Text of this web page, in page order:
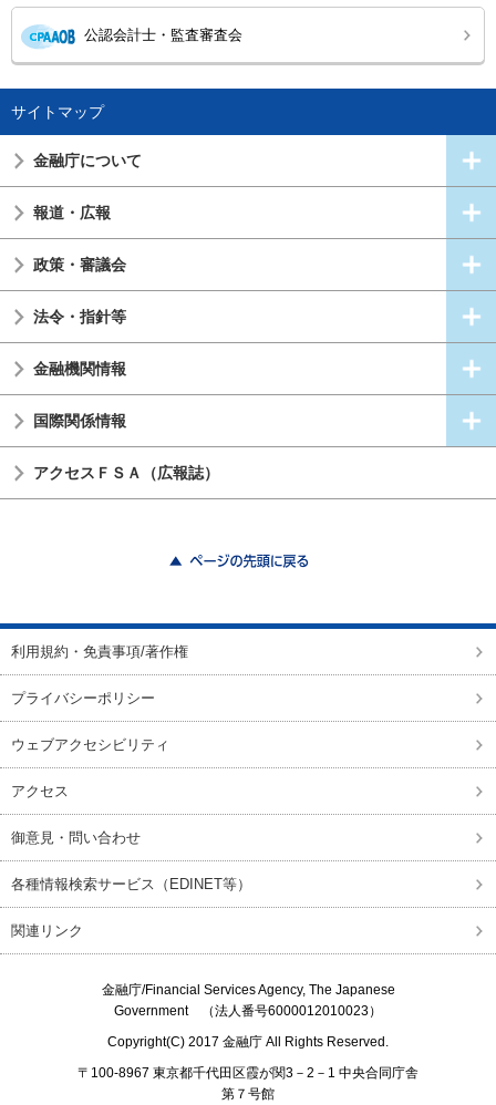
公認会計士・監査審査会
サイトマップ
金融庁について
報道・広報
政策・審議会
法令・指針等
金融機関情報
国際関係情報
アクセスＦＳＡ（広報誌）
利用規約・免責事項/著作権
プライバシーポリシー
ウェブアクセシビリティ
アクセス
御意見・問い合わせ
各種情報検索サービス（EDINET等）
関連リンク
金融庁/Financial Services Agency, The Japanese
Government（法人番号6000012010023）
Copyright(C) 2017 金融庁 All Rights Reserved.
〒100-8967 東京都千代田区霞が関3－2－1 中央合同庁舎
第７号館